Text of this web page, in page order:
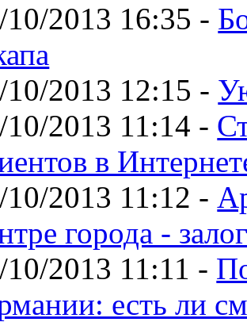
10/2013 16:35 -
10/2013 12:15 -
10/2013 11:14 -
в
10/2013 11:12 -
города -
10/2013 11:11 -
есть ли